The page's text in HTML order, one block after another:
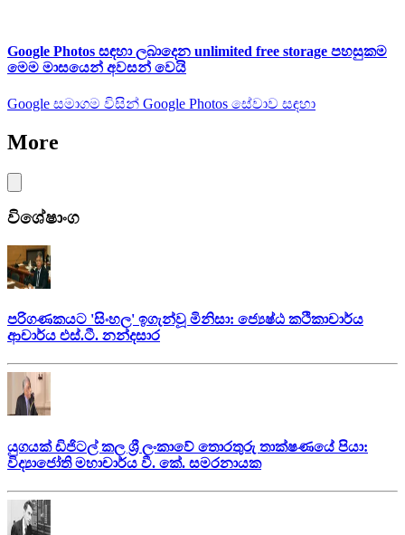
Google Photos සඳහා ලබාදෙන unlimited free storage පහසුකම
මෙම මාසයෙන් අවසන් වෙයි
Google සමාගම විසින් Google Photos සේවාව සඳහා
More
විශේෂාංග
පරිගණකයට 'සිංහල' ඉගැන්වූ මිනිසා: ජ්‍යෙෂ්ඨ කථිකාචාර්ය
ආචාර්ය එස්.ටී. නන්දසාර
යුගයක් ඩිජිටල් කල ශ්‍රී ලංකාවේ තොරතුරු තාක්ෂණයේ පියා:
විද්‍යාජෝති මහාචාර්ය වී. කේ. සමරනායක